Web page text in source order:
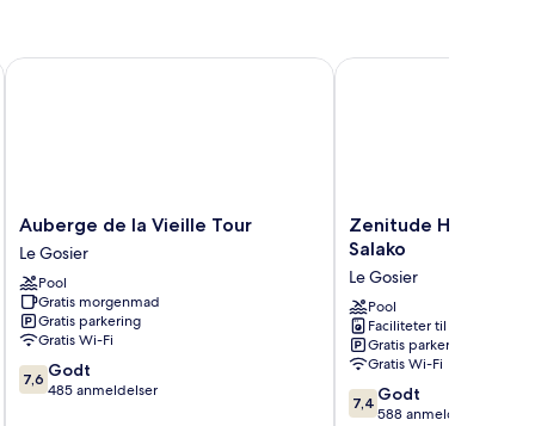
Auberge
de
la
Vieille
Tour
Le
Gosier
Auberge de la Vieille Tour
Le Gosier
Pool
Gratis morgenmad
Gratis parkering
Gratis Wi-Fi
7.6
ud
7,6 Godt
485 anmeldelser
Auberge de la Vieille Tour
Zenitude
Hôtel-
le
Salako
Le
Gosier
Zenitude Hôtel-
Salako
Le Gosier
Pool
Faciliteter til tøjvask
Gratis parkering
Gratis Wi-Fi
7.4
ud
7,4 Godt
588 anmeldelser
Zenitude Hôtel-